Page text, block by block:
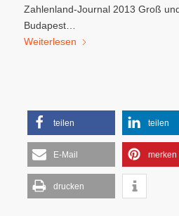
Zahlenland-Journal 2013 Groß
Budapest…
Weiterlesen
teilen teilen
E-Mail merken
drucken